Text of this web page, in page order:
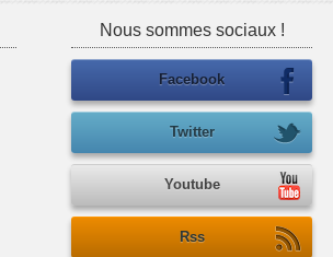
Nous sommes sociaux !
Facebook
Twitter
Youtube
Rss